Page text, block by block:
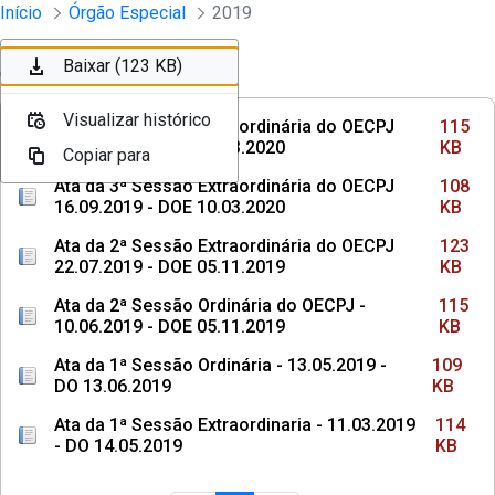
Pular para o Conteúdo principal
Sessões e Reuniões - Documentos
Início Órgão Especial 2019
Ordenar Filtro
Ata da 4ª Sessão Extraordinária do OECPJ
04.11.2019 - DOE 10.03.2020
115
KB
Ata da 3ª Sessão Extraordinária do OECPJ
16.09.2019 - DOE 10.03.2020
108
KB
Ata da 2ª Sessão Extraordinária do OECPJ
22.07.2019 - DOE 05.11.2019
123
KB
Ata da 2ª Sessão Ordinária do OECPJ -
10.06.2019 - DOE 05.11.2019
115
KB
Ata da 1ª Sessão Ordinária - 13.05.2019 -
DO 13.06.2019
109
KB
Ata da 1ª Sessão Extraordinaria - 11.03.2019
- DO 14.05.2019
114
KB
Baixar (115 KB)
Visualizar histórico
Copiar para
Baixar (108 KB)
Visualizar histórico
Copiar para
Baixar (123 KB)
Visualizar histórico
Copiar para